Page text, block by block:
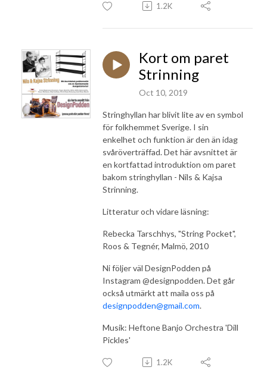
1.2K
Kort om paret
Strinning
Oct 10, 2019
Stringhyllan har blivit lite av en symbol
för folkhemmet Sverige. I sin
enkelhet och funktion är den än idag
svåröverträffad. Det här avsnittet är
en kortfattad introduktion om paret
bakom stringhyllan - Nils & Kajsa
Strinning.
Litteratur och vidare läsning:
Rebecka Tarschhys, "String Pocket",
Roos & Tegnér, Malmö, 2010
Ni följer väl DesignPodden på
Instagram @designpodden. Det går
också utmärkt att maila oss på
designpodden@gmail.com.
Musik: Heftone Banjo Orchestra 'Dill
Pickles'
1.2K